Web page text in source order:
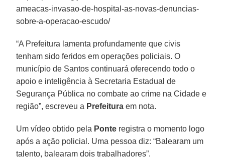
ameacas-invasao-de-hospital-as-novas-denuncias-
sobre-a-operacao-escudo/
“A Prefeitura lamenta profundamente que civis
tenham sido feridos em operações policiais. O
município de Santos continuará oferecendo todo o
apoio e inteligência à Secretaria Estadual de
Segurança Pública no combate ao crime na Cidade e
região”, escreveu a Prefeitura em nota.
Um vídeo obtido pela Ponte registra o momento logo
após a ação policial. Uma pessoa diz: “Balearam um
talento, balearam dois trabalhadores”.